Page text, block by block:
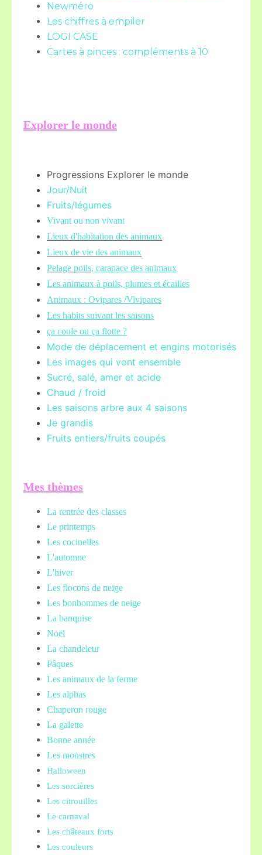
Newméro
Les chiffres à empiler
LOGI CASE
Cartes à pinces : compléments à 10
Explorer le monde
Progressions Explorer le monde
Jour/Nuit
Fruits/légumes
Vivant ou non vivant
Lieux d'habitation des animaux
Lieux de vie des animaux
Pelage poils, carapace des animaux
Les animaux à poils, plumes et écailles
Animaux : Ovipares /Vivipares
Les habits suivant les saisons
ça coule ou ça flotte ?
Mode de déplacement et engins motorisés
Les images qui vont ensemble
Sucré, salé, amer et acide
Chaud / froid
Les saisons arbre aux 4 saisons
Je grandis
Fruits entiers/fruits coupés
Mes thèmes
La rentrée des classes
Le printemps
Les cocinelles
L'automne
L'hiver
Les flocons de neige
Les bonhommes de neige
La banquise
Noël
La chandeleur
Pâques
Les animaux de la ferme
Les alphas
Chaperon rouge
La galette
Bonne année
Les monstres
Halloween
Les sorcières
Les citrouilles
Le carnaval
Les châteaux forts
Les couleurs